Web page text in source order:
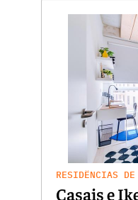
RESIDÊNCIAS DE
Casais e